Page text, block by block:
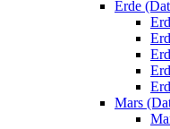
Erde
Mars